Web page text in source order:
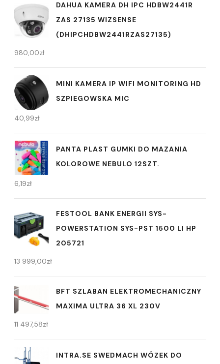
DAHUA KAMERA DH IPC HDBW2441R
ZAS 27135 WIZSENSE
(DHIPCHDBW2441RZAS27135)
980,00zł
MINI KAMERA IP WIFI MONITORING HD
SZPIEGOWSKA MIC
40,99zł
PANTA PLAST GUMKI DO MAZANIA
KOLOROWE NEBULO 12SZT.
6,19zł
FESTOOL BANK ENERGII SYS-
POWERSTATION SYS-PST 1500 LI HP
205721
13 999,00zł
BFT SZLABAN ELEKTROMECHANICZNY
MAXIMA ULTRA 36 XL 230V
11 497,58zł
INTRA.SE SWEDMACH WÓZEK DO